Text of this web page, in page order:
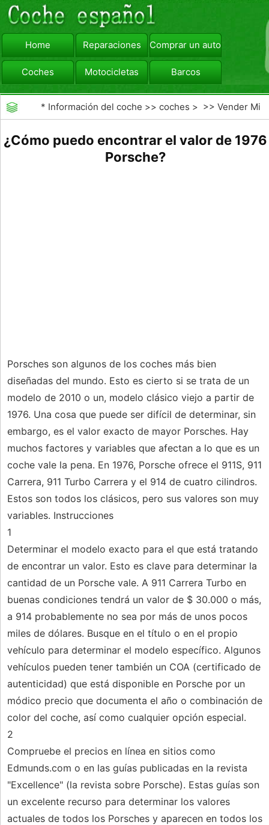
Home Reparaciones Comprar un automóvil
Coches Motocicletas Barcos
viajar Camiones
* Información del coche >>coches > >>Vender Mi
¿Cómo puedo encontrar el valor de 1976
Porsche?
Porsches son algunos de los coches más bien
diseñadas del mundo. Esto es cierto si se trata de un
modelo de 2010 o un, modelo clásico viejo a partir de
1976. Una cosa que puede ser difícil de determinar, sin
embargo, es el valor exacto de mayor Porsches. Hay
muchos factores y variables que afectan a lo que es un
coche vale la pena. En 1976, Porsche ofrece el 911S, 911
Carrera, 911 Turbo Carrera y el 914 de cuatro cilindros.
Estos son todos los clásicos, pero sus valores son muy
variables. Instrucciones
1
Determinar el modelo exacto para el que está tratando
de encontrar un valor. Esto es clave para determinar la
cantidad de un Porsche vale. A 911 Carrera Turbo en
buenas condiciones tendrá un valor de $ 30.000 o más,
a 914 probablemente no sea por más de unos pocos
miles de dólares. Busque en el título o en el propio
vehículo para determinar el modelo específico. Algunos
vehículos pueden tener también un COA (certificado de
autenticidad) que está disponible en Porsche por un
módico precio que documenta el año o combinación de
color del coche, así como cualquier opción especial.
2
Compruebe el precios en línea en sitios como
Edmunds.com o en las guías publicadas en la revista
"Excellence" (la revista sobre Porsche). Estas guías son
un excelente recurso para determinar los valores
actuales de todos los Porsches y aparecen en todos los